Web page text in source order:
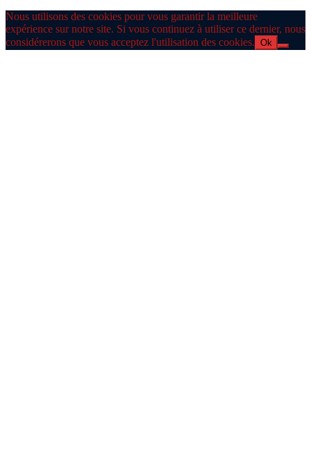
Nous utilisons des cookies pour vous garantir la meilleure
expérience sur notre site. Si vous continuez à utiliser ce dernier, nous
considérerons que vous acceptez l'utilisation des cookies. Ok